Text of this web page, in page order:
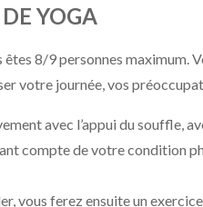
YOGA
êtes 8/9 personnes maximum.
votre journée, vos
avec l’appui du souffle,
compte de votre condition
vous ferez ensuite un